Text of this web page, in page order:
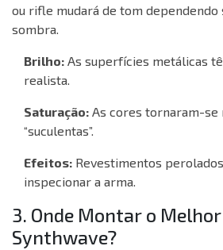
ou rifle mudará de tom dependendo
sombra.
Brilho: As superfícies metálicas
realista.
Saturação: As cores tornaram-se
“suculentas”.
Efeitos: Revestimentos
inspecionar a arma.
3. Onde Montar o
Synthwave?